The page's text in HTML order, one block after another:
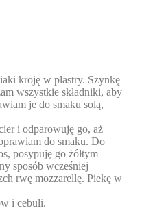
kroję w plastry. Szynkę
wszystkie składniki, aby
je do smaku solą,
i odparowuję go, aż
do smaku. Do
posypuję go żółtym
sposób wcześniej
rwę mozzarellę. Piekę w
i cebuli.